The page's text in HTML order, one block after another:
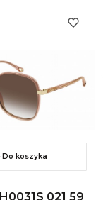
Do koszyka
021 59